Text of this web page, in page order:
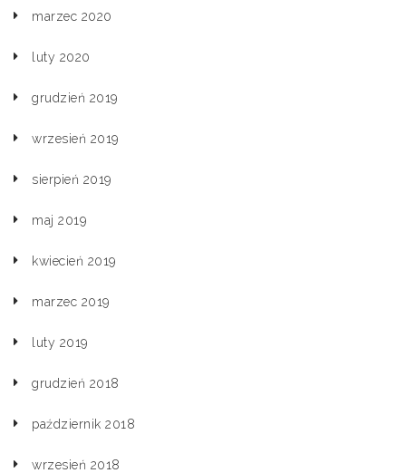
marzec 2020
luty 2020
grudzień 2019
wrzesień 2019
sierpień 2019
maj 2019
kwiecień 2019
marzec 2019
luty 2019
grudzień 2018
październik 2018
wrzesień 2018